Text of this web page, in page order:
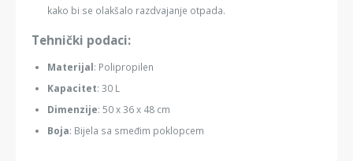
kako bi se olakšalo razdvajanje otpada.
Tehnički podaci:
Materijal: Polipropilen
Kapacitet: 30 L
Dimenzije: 50 x 36 x 48 cm
Boja: Bijela sa smeđim poklopcem